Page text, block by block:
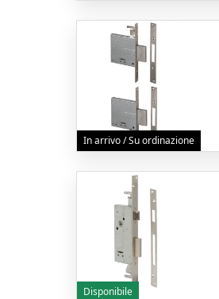
In arrivo / Su ordinazione
Disponibile